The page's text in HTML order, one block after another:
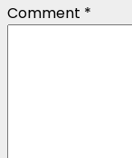
Comment *